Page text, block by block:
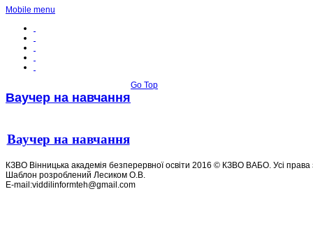
Mobile menu
Ваучер на навчання
Ваучер на навчання
КЗВО Вінницька академія безперервної освіти 2016 © КЗВО ВАБО. Усі права
Шаблон розроблений Лесиком О.В.
E-mail:viddilinformteh@gmail.com
Go Top